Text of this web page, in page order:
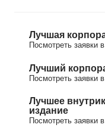
Лучшая
Посмотреть заявки
Лучший
Посмотреть заявки
Лучшее
издание
Посмотреть заявки